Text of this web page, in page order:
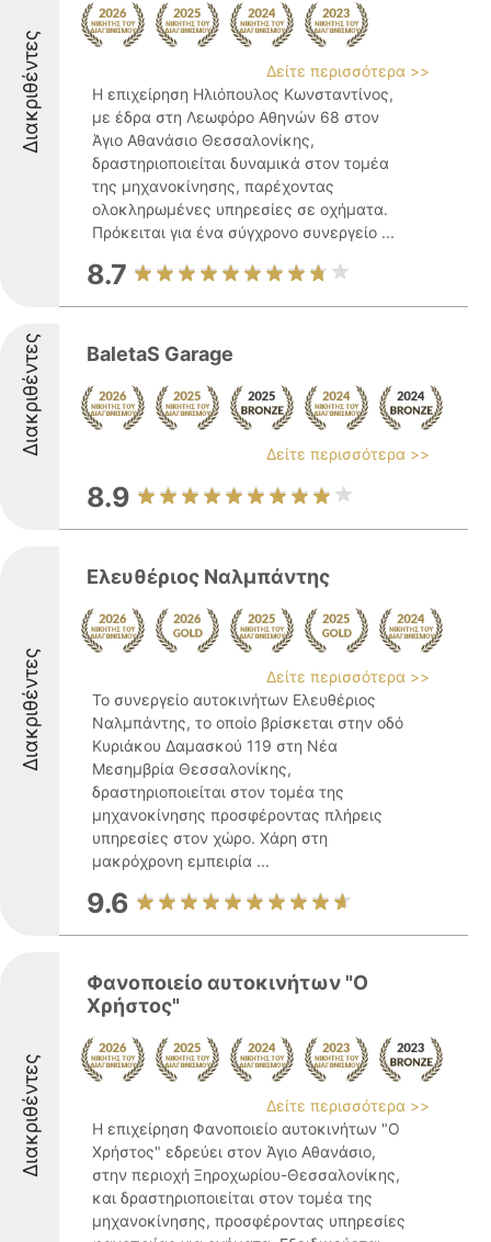
Διακριθέντες
Δείτε περισσότερα >>
Η επιχείρηση Ηλιόπουλος Κωνσταντίνος,
με έδρα στη Λεωφόρο Αθηνών 68 στον
Άγιο Αθανάσιο Θεσσαλονίκης,
δραστηριοποιείται δυναμικά στον τομέα
της μηχανοκίνησης, παρέχοντας
ολοκληρωμένες υπηρεσίες σε οχήματα.
Πρόκειται για ένα σύγχρονο συνεργείο ...
8.7
Διακριθέντες BaletaS Garage
Δείτε περισσότερα >>
8.9
Διακριθέντες
Ελευθέριος Ναλμπάντης
Δείτε περισσότερα >>
Το συνεργείο αυτοκινήτων Ελευθέριος
Ναλμπάντης, το οποίο βρίσκεται στην οδό
Κυριάκου Δαμασκού 119 στη Νέα
Μεσημβρία Θεσσαλονίκης,
δραστηριοποιείται στον τομέα της
μηχανοκίνησης προσφέροντας πλήρεις
υπηρεσίες στον χώρο. Χάρη στη
μακρόχρονη εμπειρία ...
9.6
Διακριθέντες
Φανοποιείο αυτοκινήτων "Ο
Χρήστος"
Δείτε περισσότερα >>
Η επιχείρηση Φανοποιείο αυτοκινήτων "Ο
Χρήστος" εδρεύει στον Άγιο Αθανάσιο,
στην περιοχή Ξηροχωρίου-Θεσσαλονίκης,
και δραστηριοποιείται στον τομέα της
μηχανοκίνησης, προσφέροντας υπηρεσίες